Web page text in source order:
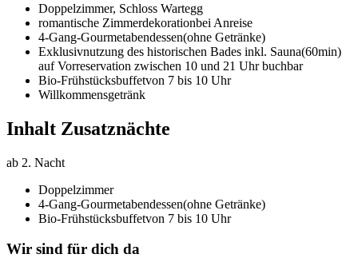
Doppelzimmer, Schloss Wartegg
romantische Zimmerdekorationbei Anreise
4-Gang-Gourmetabendessen(ohne Getränke)
Exklusivnutzung des historischen Bades inkl. Sauna(60min)
auf Vorreservation zwischen 10 und 21 Uhr buchbar
Bio-Frühstücksbuffetvon 7 bis 10 Uhr
Willkommensgetränk
Inhalt Zusatznächte
ab 2. Nacht
Doppelzimmer
4-Gang-Gourmetabendessen(ohne Getränke)
Bio-Frühstücksbuffetvon 7 bis 10 Uhr
Wir sind für dich da